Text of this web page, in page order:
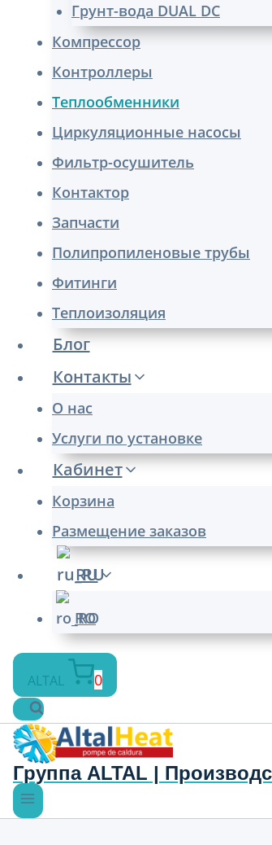
Грунт-вода DUAL DC
Компрессор
Контроллеры
Теплообменники
Циркуляционные насосы
Фильтр-осушитель
Контактор
Запчасти
Полипропиленовые трубы
Фитинги
Теплоизоляция
Блог
Контакты
О нас
Услуги по установке
Кабинет
Корзина
Размещение заказов
RU
RO
ALTAL 0
Группа ALTAL |